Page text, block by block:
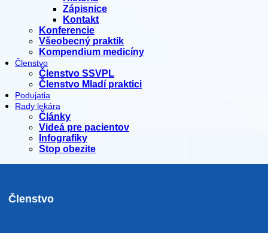
Zápisnice
Kontakt
Konferencie
Všeobecný praktik
Kompendium medicíny
Členstvo
Členstvo SSVPL
Členstvo Mladí praktici
Podujatia
Rady lekára
Články
Videá pre pacientov
Infografiky
Stop obezite
Členstvo